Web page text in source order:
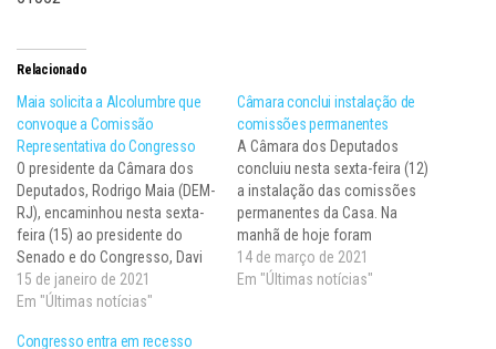
Relacionado
Maia solicita a Alcolumbre que
convoque a Comissão
Representativa do Congresso
O presidente da Câmara dos
Deputados, Rodrigo Maia (DEM-
RJ), encaminhou nesta sexta-
feira (15) ao presidente do
Senado e do Congresso, Davi
Alcolumbre, ofício em que
pede a convocação da
15 de janeiro de 2021
Em "Últimas notícias"
Câmara conclui instalação de
comissões permanentes
A Câmara dos Deputados
concluiu nesta sexta-feira (12)
a instalação das comissões
permanentes da Casa. Na
manhã de hoje foram
escolhidos os representantes
de mais cinco colegiados.
14 de março de 2021
Em "Últimas notícias"
Congresso entra em recesso